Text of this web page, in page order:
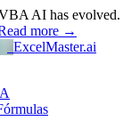
AI has evolved.
more →
ExcelMaster.ai